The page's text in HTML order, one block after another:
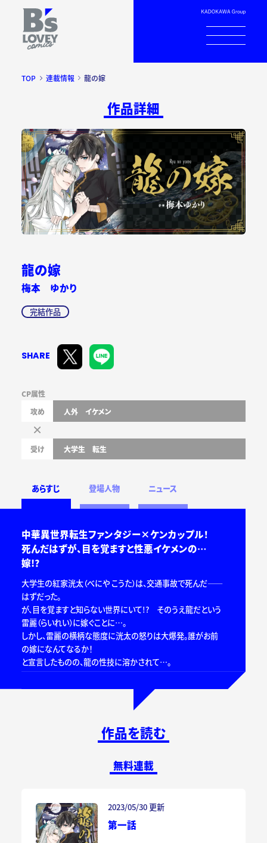
TOP 連載情報 龍の嫁
作品詳細
龍の嫁
梅本 ゆかり
完結作品
SHARE
CP属性
攻め
人外 イケメン
受け 大学生 転生
あらすじ 登場人物 ニュース
中華異世界転生ファンタジー×ケンカップル！
死んだはずが、目を覚ますと性悪イケメンの…
嫁!?
大学生の紅家洸太（べにや こうた）は、交通事故で死んだ――
はずだった。
が、目を覚ますと知らない世界にいて!? そのうえ龍だという
雷麗（らいれい）に嫁ぐことに…。
しかし、雷麗の横柄な態度に洸太の怒りは大爆発。誰がお前
の嫁になんてなるか！
と宣言したものの、龍の性技に溶かされて…。
作品を読む
無料連載
2023/05/30 更新
第一話